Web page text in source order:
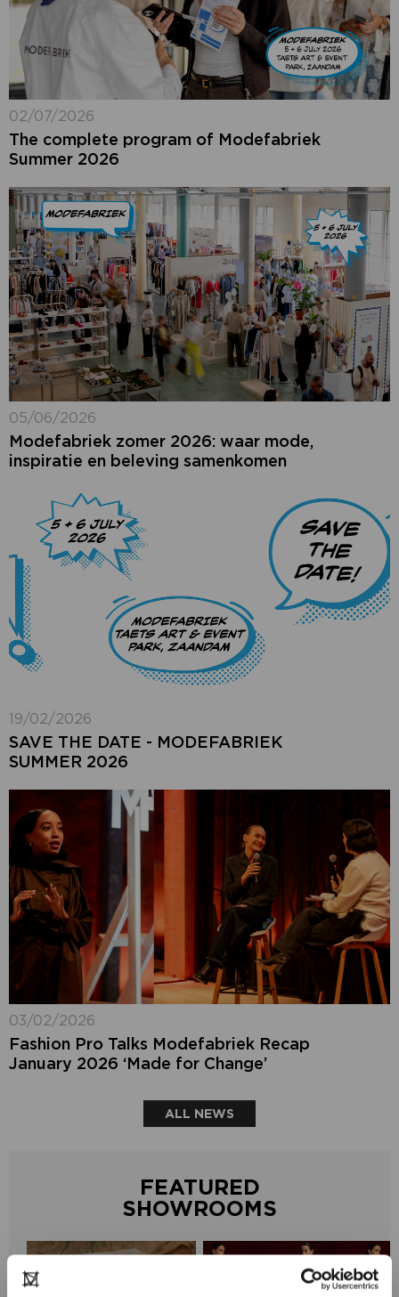
02/07/2026
The complete program of Modefabriek
Summer 2026
05/06/2026
Modefabriek zomer 2026: waar mode,
inspiratie en beleving samenkomen
19/02/2026
SAVE THE DATE - MODEFABRIEK
SUMMER 2026
03/02/2026
Fashion Pro Talks Modefabriek Recap
January 2026 ‘Made for Change’
ALL NEWS
FEATURED
SHOWROOMS